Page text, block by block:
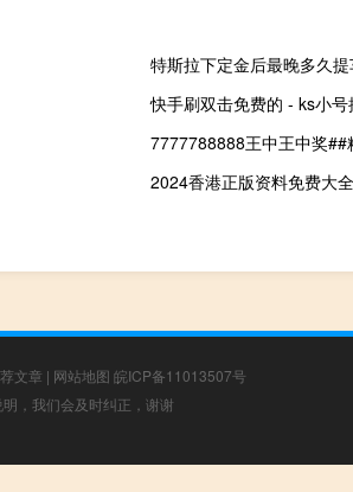
特斯拉下定金后最晚多久
快手刷双击免费的 - ks小号
7777788888王中王中奖
2024香港正版资料免费大
文章 | 网站地图 皖ICP备11013507号
，我们会及时纠正，谢谢